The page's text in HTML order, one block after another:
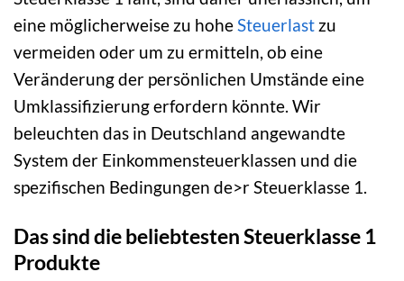
eine möglicherweise zu hoheSteuerlast zu
vermeiden oder um zu ermitteln, ob eine
Veränderung der persönlichen Umstände eine
Umklassifizierung erfordern könnte. Wir
beleuchten das in Deutschland angewandte
System der Einkommensteuerklassen und die
spezifischen Bedingungen de>r Steuerklasse 1.
Das sind die beliebtesten Steuerklasse 1
Produkte